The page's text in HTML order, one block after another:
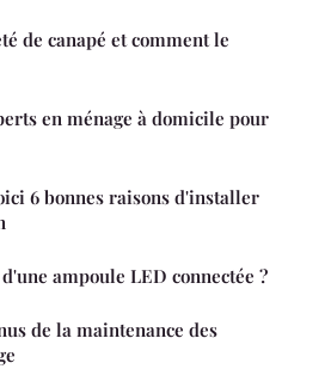
de canapé et comment le
en ménage à domicile pour
6 bonnes raisons d'installer
ampoule LED connectée ?
de la maintenance des